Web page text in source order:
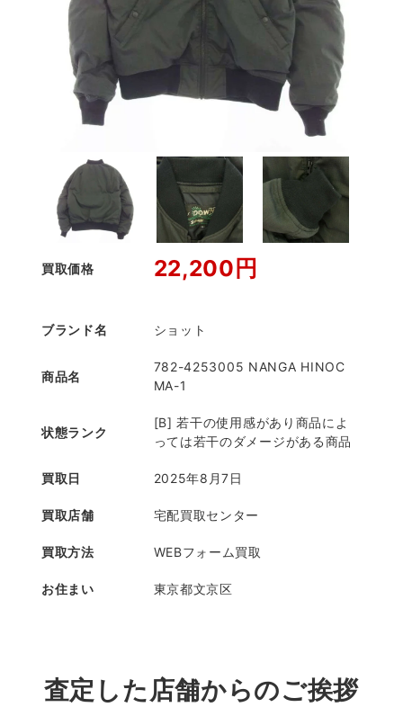
買取価格 22,200円
ブランド名 ショット
商品名
782-4253005 NANGA HINOC
MA-1
状態ランク
[B] 若干の使用感があり商品によ
っては若干のダメージがある商品
買取日 2025年8月7日
買取店舗 宅配買取センター
買取方法 WEBフォーム買取
お住まい 東京都文京区
査定した店舗からのご挨拶